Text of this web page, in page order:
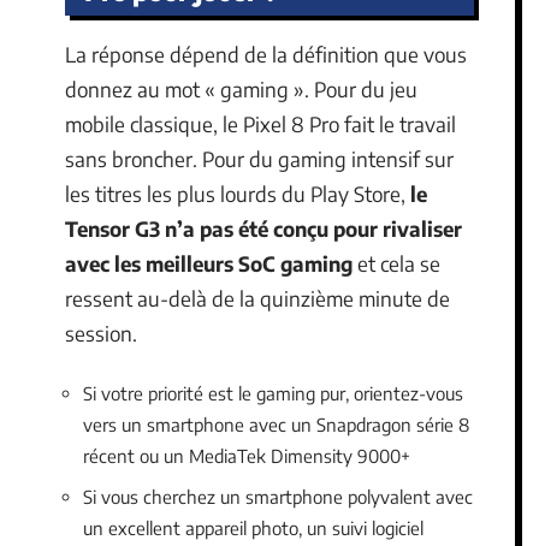
La réponse dépend de la définition que vous
donnez au mot « gaming ». Pour du jeu
mobile classique, le Pixel 8 Pro fait le travail
sans broncher. Pour du gaming intensif sur
les titres les plus lourds du Play Store, le
Tensor G3 n’a pas été conçu pour rivaliser
avec les meilleurs SoC gaminget cela se
ressent au-delà de la quinzième minute de
session.
Si votre priorité est le gaming pur, orientez-vous
vers un smartphone avec un Snapdragon série 8
récent ou un MediaTek Dimensity 9000+
Si vous cherchez un smartphone polyvalent avec
un excellent appareil photo, un suivi logiciel